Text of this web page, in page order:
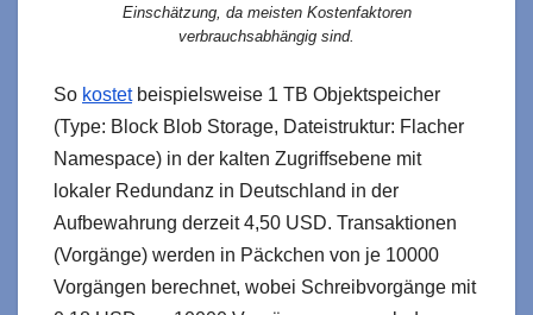
Einschätzung, da meisten Kostenfaktoren
verbrauchsabhängig sind.
So kostetbeispielsweise 1 TB Objektspeicher
(Type: Block Blob Storage, Dateistruktur: Flacher
Namespace) in der kalten Zugriffsebene mit
lokaler Redundanz in Deutschland in der
Aufbewahrung derzeit 4,50 USD. Transaktionen
(Vorgänge) werden in Päckchen von je 10000
Vorgängen berechnet, wobei Schreibvorgänge mit